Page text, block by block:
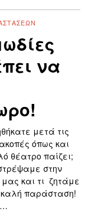
να
μετά τις
όπως και
θέατρο παίζει;
στην
και τι ζητάμε
παράσταση!